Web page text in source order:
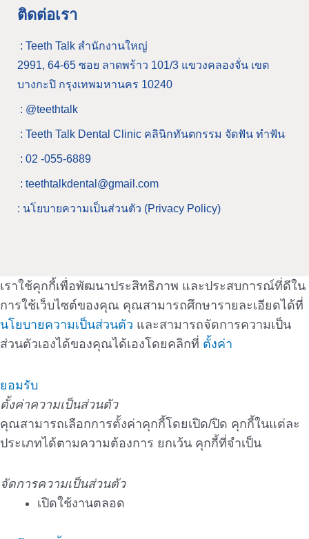
ติดต่อเรา
: Teeth Talk สำนักงานใหญ่
2991, 64-65 ซอย ลาดพร้าว 101/3 แขวงคลองจั่น เขต
บางกะปิ กรุงเทพมหานคร 10240
: @teethtalk
: Teeth Talk Dental Clinic คลินิกทันตกรรม จัดฟัน ทำฟัน
: 02 -055-6889
: teethtalkdental@gmail.com
: นโยบายความเป็นส่วนตัว (Privacy Policy)
เราใช้คุกกี้เพื่อพัฒนาประสิทธิภาพ และประสบการณ์ที่ดีใน
การใช้เว็บไซต์ของคุณ คุณสามารถศึกษารายละเอียดได้ที่
นโยบายความเป็นส่วนตัว และสามารถจัดการความเป็น
ส่วนตัวเองได้ของคุณได้เองโดยคลิกที่ ตั้งค่า
ยอมรับ
ตั้งค่าความเป็นส่วนตัว
คุณสามารถเลือกการตั้งค่าคุกกี้โดยเปิด/ปิด คุกกี้ในแต่ละ
ประเภทได้ตามความต้องการ ยกเว้น คุกกี้ที่จำเป็น
จัดการความเป็นส่วนตัว
เปิดใช้งานตลอด